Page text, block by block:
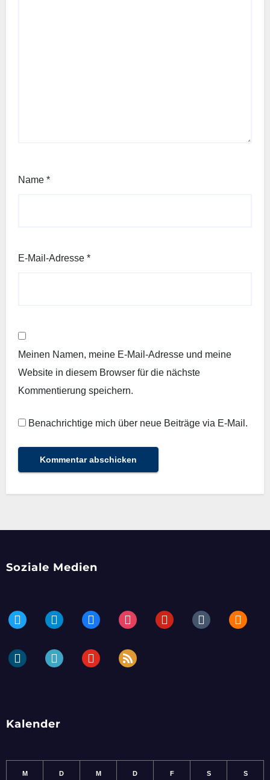
Name *
E-Mail-Adresse *
Meinen Namen, meine E-Mail-Adresse und meine
Website in diesem Browser für die nächste
Kommentierung speichern.
Benachrichtige mich über neue Beiträge via E-Mail.
Soziale Medien
twitter telegramfacebookinstagrampinteresttumblr blogger
dailymotionperiscopeyoutube rss
Kalender
M D M D F S S